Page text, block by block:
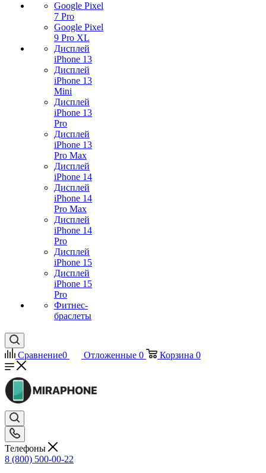
Google Pixel
7 Pro
Google Pixel
9 Pro XL
Дисплей
iPhone 13
Дисплей
iPhone 13
Mini
Дисплей
iPhone 13
Pro
Дисплей
iPhone 13
Pro Max
Дисплей
iPhone 14
Дисплей
iPhone 14
Pro Max
Дисплей
iPhone 14
Pro
Дисплей
iPhone 15
Дисплей
iPhone 15
Pro
Фитнес-
браслеты
Сравнение0 Отложенные 0 Корзина 0
Телефоны
8 (800) 500-00-22